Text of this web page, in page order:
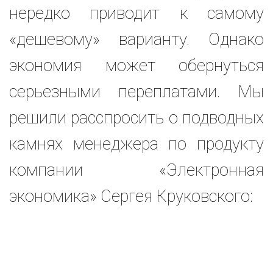
нередко приводит к самому
«дешевому» варианту. Однако
экономия может обернуться
серьезными переплатами. Мы
решили расспросить о подводных
камнях менеджера по продукту
компании «Электронная
экономика» Сергея Круковского: